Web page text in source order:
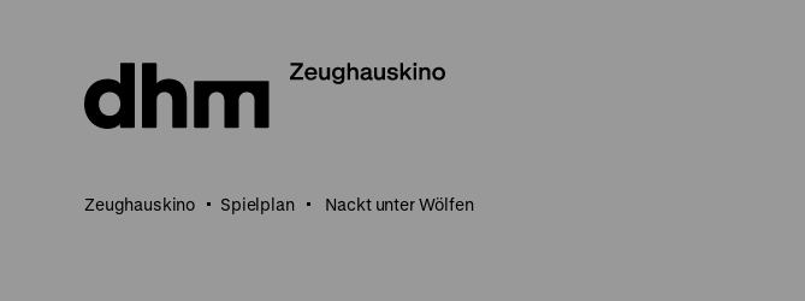
Seiteninhalt
springen
Zeughauskino Spielplan Nackt unter Wölfen